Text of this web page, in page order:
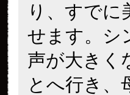
り、すでに
せます。シ
声が大きく
とへ行き、